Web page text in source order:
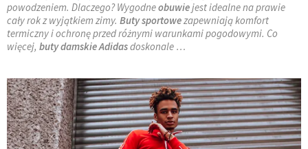
powodzeniem. Dlaczego? Wygodneobuwiejest idealne na prawie
cały rok z wyjątkiem zimy. Buty sportowezapewniają komfort
termiczny i ochronę przed różnymi warunkami pogodowymi. Co
więcej, buty damskie Adidasdoskonale …